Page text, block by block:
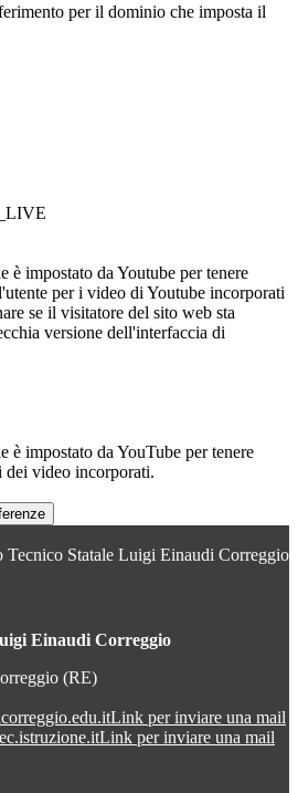
per il dominio che imposta il
è impostato da Youtube per tenere
per i video di Youtube incorporati
se il visitatore del sito web sta
versione dell'interfaccia di
è impostato da YouTube per tenere
dei video incorporati.
Tecnico Statale Luigi Einaudi Correggio
Einaudi Correggio
(RE)
Link per inviare una mail
Link per inviare una mail